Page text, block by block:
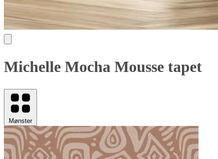
Michelle Mocha Mousse tapet
Mønster